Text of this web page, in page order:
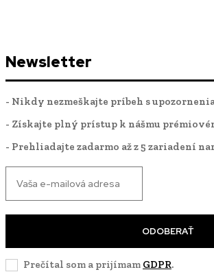
Newsletter
- Nikdy nezmeškajte príbeh s
- Získajte plný prístup k nášmu
- Prehliadajte zadarmo až z 5 zariadení
ODOBERAŤ
Prečítal som a prijímam GDPR.